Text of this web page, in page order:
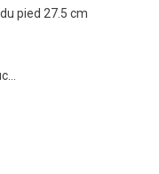
pied 27.5 cm